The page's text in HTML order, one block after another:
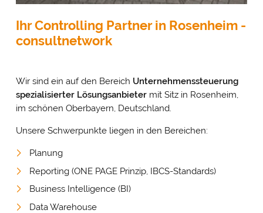
Ihr Controlling Partner in Rosenheim -
consultnetwork
Wir sind ein auf den Bereich Unternehmenssteuerung
spezialisierter Lösungsanbietermit Sitz in Rosenheim,
im schönen Oberbayern, Deutschland.
Unsere Schwerpunkte liegen in den Bereichen:
Planung
Reporting (ONE PAGE Prinzip, IBCS-Standards)
Business Intelligence (BI)
Data Warehouse